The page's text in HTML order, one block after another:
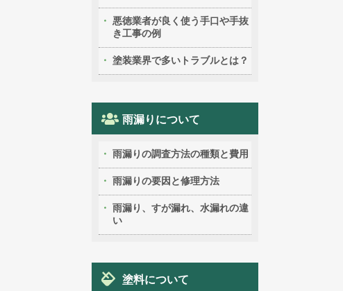
悪徳業者が良く使う手口や手抜
き工事の例
塗装業界で多いトラブルとは？
雨漏りについて
雨漏りの調査方法の種類と費用
雨漏りの要因と修理方法
雨漏り、すが漏れ、水漏れの違
い
塗料について